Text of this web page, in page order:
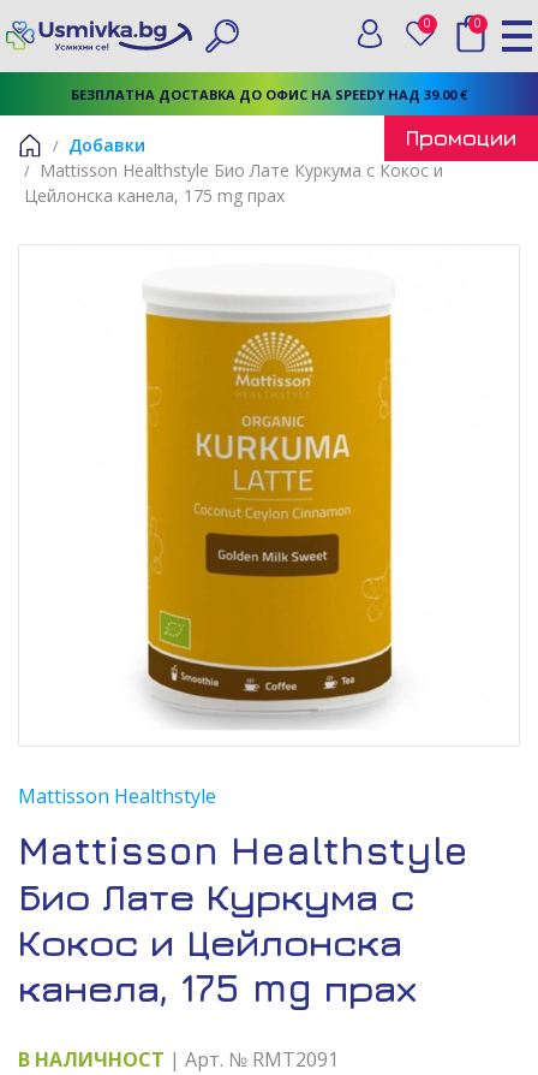
БЕЗПЛАТНА ДОСТАВКА ДО ОФИС НА SPEEDY НАД 39.00 €
Търси
Вход
0 Любими
0
Начало
Добавки
Mattisson Healthstyle Био Лате Куркума с Кокос и
Цейлонска канела, 175 mg прах
Mattisson Healthstyle
Mattisson Healthstyle
Био Лате Куркума с
Кокос и Цейлонска
канела, 175 mg прах
В НАЛИЧНОСТ | Арт. № RMT2091
Промоции